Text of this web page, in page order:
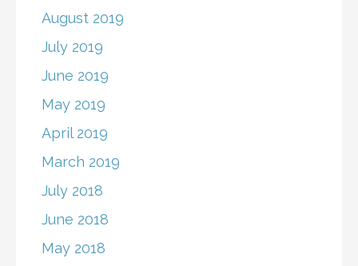
August 2019
July 2019
June 2019
May 2019
April 2019
March 2019
July 2018
June 2018
May 2018